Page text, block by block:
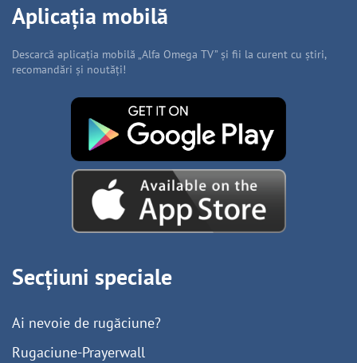
Aplicația mobilă
Descarcă aplicația mobilă „Alfa Omega TV” și fii la curent cu știri,
recomandări și noutăți!
Secțiuni speciale
Ai nevoie de rugăciune?
Rugaciune-Prayerwall